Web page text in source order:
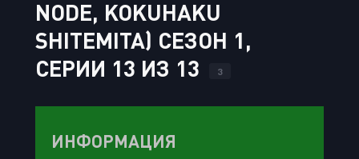
NODE, KOKUHAKU
SHITEMITA) СЕЗОН 1,
СЕРИИ 13 ИЗ 13
3
ИНФОРМАЦИЯ